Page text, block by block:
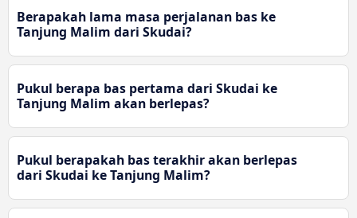
Berapakah lama masa perjalanan bas ke
Tanjung Malim dari Skudai?
Pukul berapa bas pertama dari Skudai ke
Tanjung Malim akan berlepas?
Pukul berapakah bas terakhir akan berlepas
dari Skudai ke Tanjung Malim?